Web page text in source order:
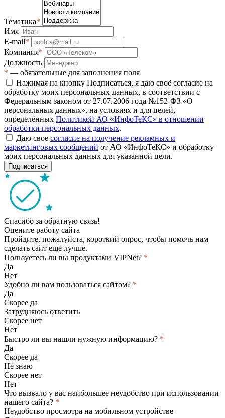
Тематика*
Имя
E-mail*
Компания*
Должность
* — обязательные для заполнения поля
Нажимая на кнопку Подписаться, я даю своё согласие на
обработку моих персональных данных, в соответствии с
Федеральным законом от 27.07.2006 года №152-ФЗ «О
персональных данных», на условиях и для целей,
определённых Политикой АО «ИнфоТеКС» в отношении
обработки персональных данных.
Даю свое согласие на получение рекламных и
маркетинговых сообщений от АО «ИнфоТеКС» и обработку
моих персональных данных для указанной цели.
Подписаться
Спасибо за обратную связь!
Оцените работу сайта
Пройдите, пожалуйста, короткий опрос, чтобы помочь нам
сделать сайт еще лучше.
Пользуетесь ли вы продуктами VIPNet? *
Да
Нет
Удобно ли вам пользоваться сайтом? *
Да
Скорее да
Затрудняюсь ответить
Скорее нет
Нет
Быстро ли вы нашли нужную информацию? *
Да
Скорее да
Не знаю
Скорее нет
Нет
Что вызвало у вас наибольшее неудобство при использовании
нашего сайта? *
Неудобство просмотра на мобильном устройстве